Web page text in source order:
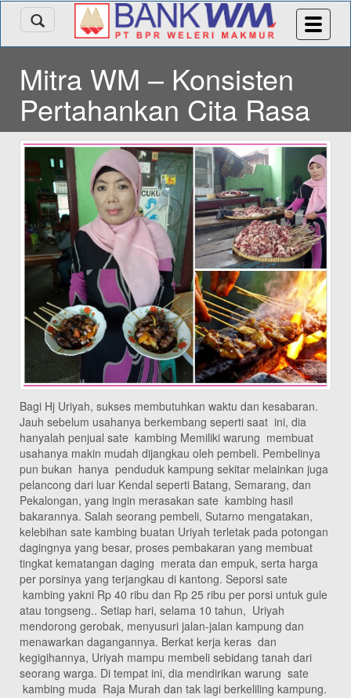
Mitra WM – Konsisten
Pertahankan Cita Rasa
Bagi Hj Uriyah, sukses membutuhkan waktu dan kesabaran.
Jauh sebelum usahanya berkembang seperti saat ini, dia
hanyalah penjual sate kambing Memiliki warung membuat
usahanya makin mudah dijangkau oleh pembeli. Pembelinya
pun bukan hanya penduduk kampung sekitar melainkan juga
pelancong dari luar Kendal seperti Batang, Semarang, dan
Pekalongan, yang ingin merasakan sate kambing hasil
bakarannya. Salah seorang pembeli, Sutarno mengatakan,
kelebihan sate kambing buatan Uriyah terletak pada potongan
dagingnya yang besar, proses pembakaran yang membuat
tingkat kematangan daging merata dan empuk, serta harga
per porsinya yang terjangkau di kantong. Seporsi sate
kambing yakni Rp 40 ribu dan Rp 25 ribu per porsi untuk gule
atau tongseng.. Setiap hari, selama 10 tahun, Uriyah
mendorong gerobak, menyusuri jalan-jalan kampung dan
menawarkan dagangannya. Berkat kerja keras dan
kegigihannya, Uriyah mampu membeli sebidang tanah dari
seorang warga. Di tempat ini, dia mendirikan warung sate
kambing muda Raja Murah dan tak lagi berkeliling kampung.